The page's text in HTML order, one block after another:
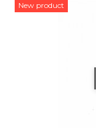
New product